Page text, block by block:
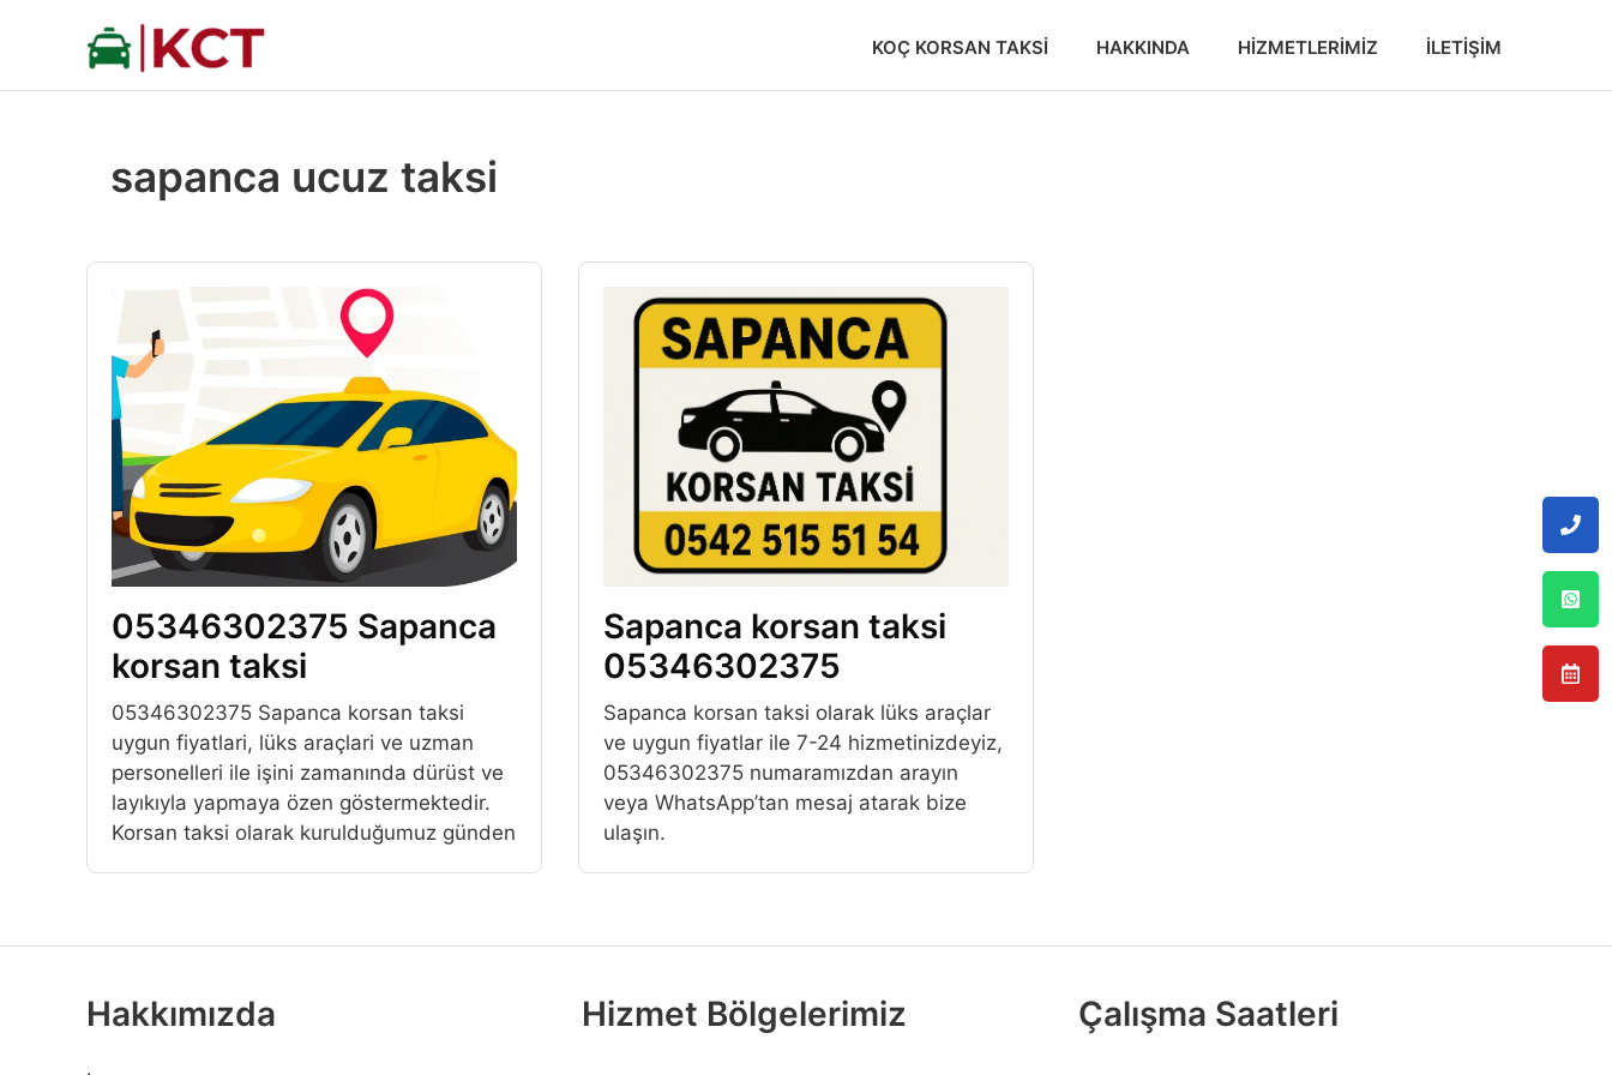
KOÇ KORSAN TAKSI HAKKINDA HIZMETLERIMIZ İLETIŞIM
sapanca ucuz taksi
05346302375 Sapanca
korsan taksi
05346302375 Sapanca korsan taksi
uygun fiyatlari, lüks araçlari ve uzman
personelleri ile işini zamanında dürüst ve
layıkıyla yapmaya özen göstermektedir.
Korsan taksi olarak kurulduğumuz günden
Sapanca korsan taksi
05346302375
Sapanca korsan taksi olarak lüks araçlar
ve uygun fiyatlar ile 7-24 hizmetinizdeyiz,
05346302375 numaramızdan arayın
veya WhatsApp’tan mesaj atarak bize
ulaşın.
Hakkımızda Hizmet Bölgelerimiz Çalışma Saatleri